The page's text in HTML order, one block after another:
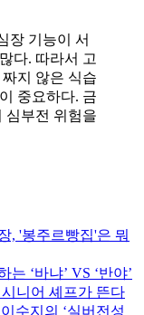
장 기능이 서
다. 따라서 고
지 않은 식습
중요하다. 금
심부전 위험을
, '봉주르빵집'은 뭐
‘바냐’ VS ‘반야’
니어 셰프가 뜬다
수지의 ‘실버전성